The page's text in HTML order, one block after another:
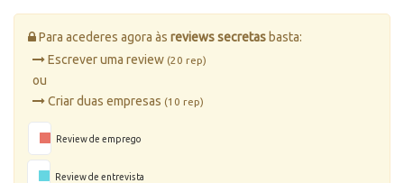
Para acederes agora às reviews secretas basta:
Escrever uma review (20 rep)
ou
Criar duas empresas (10 rep)
Review de emprego
Review de entrevista